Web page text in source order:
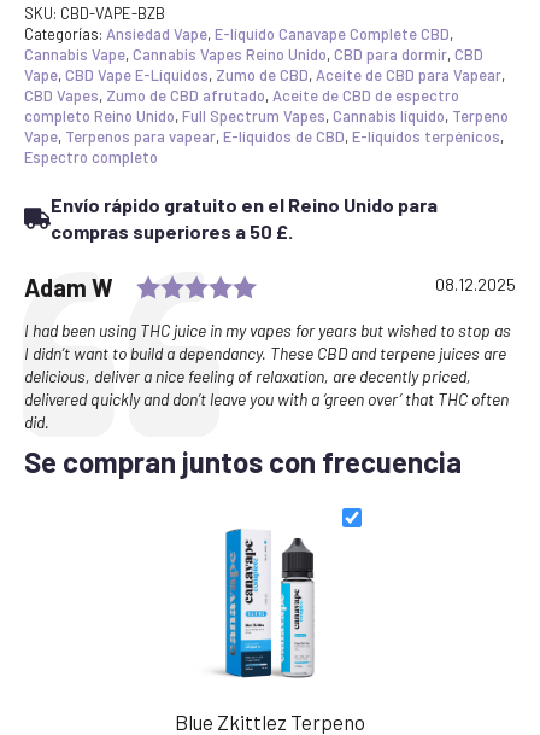
E-
líquido
1800mg
50ml
cantidad
SKU: CBD-VAPE-BZB
Categorías: Ansiedad Vape,E-líquido Canavape Complete CBD,
Cannabis Vape,Cannabis Vapes Reino Unido,CBD para dormir,CBD
Vape,CBD Vape E-Líquidos, Zumo de CBD, Aceite de CBD para Vapear,
CBD Vapes, Zumo de CBD afrutado, Aceite de CBD de espectro
completo Reino Unido,Full Spectrum Vapes,Cannabis líquido, Terpeno
Vape, Terpenos para vapear,E-líquidos de CBD,E-líquidos terpénicos,
Espectro completo
Envío rápido gratuito en el Reino Unido para
compras superiores a 50 £.
Testimonial
Author:
Adam W Rating: 5.0 out of 5 stars
Date:
08.12.2025
Text:
I had been using THC juice in my vapes for years but wished to stop as
I didn’t want to build a dependancy. These CBD and terpene juices are
delicious, deliver a nice feeling of relaxation, are decently priced,
delivered quickly and don’t leave you with a ‘green over’ that THC often
did.
Se compran juntos con frecuencia
Blue Zkittlez Terpeno